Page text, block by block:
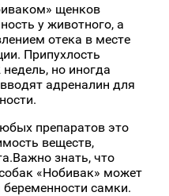
щенков
у животного, а
отека в месте
Припухлость
но иногда
адреналин для
препаратов это
веществ,
знать, что
«Нобивак» может
самки.